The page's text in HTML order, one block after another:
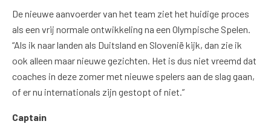
De nieuwe aanvoerder van het team ziet het huidige proces
als een vrij normale ontwikkeling na een Olympische Spelen.
“Als ik naar landen als Duitsland en Slovenië kijk, dan zie ik
ook alleen maar nieuwe gezichten. Het is dus niet vreemd dat
coaches in deze zomer met nieuwe spelers aan de slag gaan,
of er nu internationals zijn gestopt of niet.”
Captain